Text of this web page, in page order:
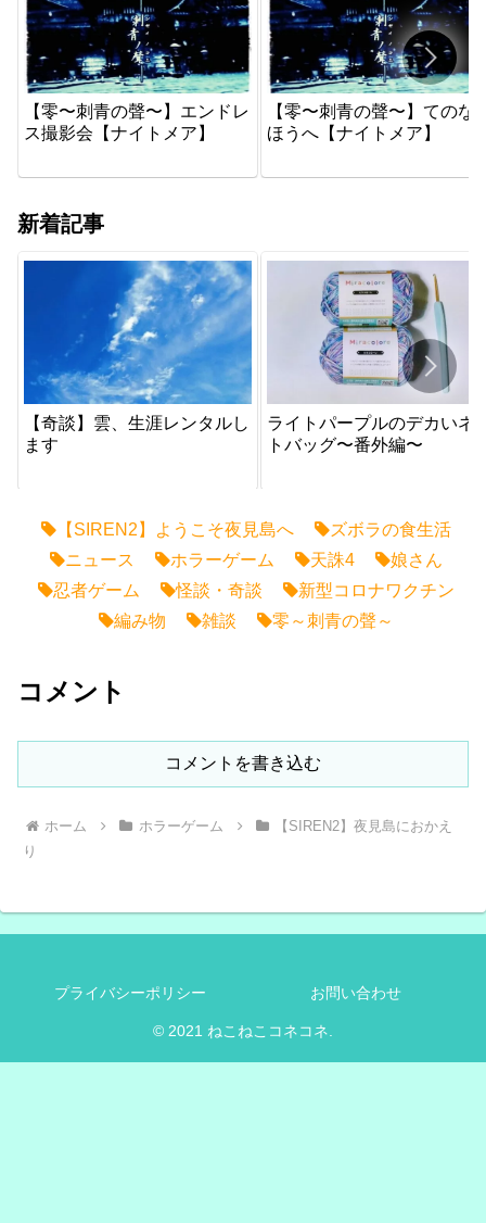
【零〜刺青の聲〜】エンドレ
ス撮影会【ナイトメア】
【零〜刺青の聲〜】てのな
ほうへ【ナイトメア】
新着記事
【奇談】雲、生涯レンタルし
ます
ライトパープルのデカいネ
トバッグ〜番外編〜
【SIREN2】ようこそ夜見島へ
ズボラの食生活
ニュース
ホラーゲーム 天誅4
娘さん
忍者ゲーム
怪談・奇談
新型コロナワクチン
編み物
雑談 零～刺青の聲～
コメント
コメントを書き込む
ホーム ホラーゲーム
【SIREN2】夜見島におかえ
り
プライバシーポリシー お問い合わせ
© 2021 ねこねこコネコネ.